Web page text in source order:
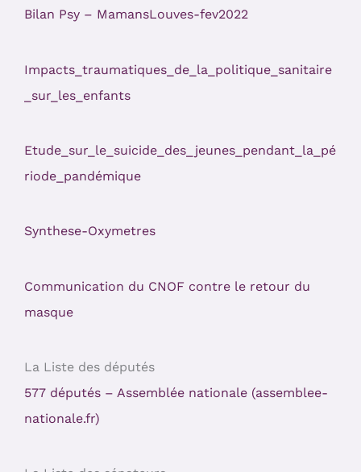
Bilan Psy – MamansLouves-fev2022
Impacts_traumatiques_de_la_politique_sanitaire
_sur_les_enfants
Etude_sur_le_suicide_des_jeunes_pendant_la_pé
riode_pandémique
Synthese-Oxymetres
Communication du CNOF contre le retour du
masque
La Liste des députés
577 députés – Assemblée nationale (assemblee-
nationale.fr)